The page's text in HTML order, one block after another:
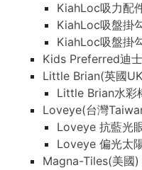
KiahLoc吸力配
KiahLoc吸盤掛
KiahLoc吸盤掛
Kids Preferred迪
Little Brian(英國
Little Brian水彩
Loveye(台灣
Loveye 抗藍光
Loveye 偏光太
Magna-Tiles(美國)